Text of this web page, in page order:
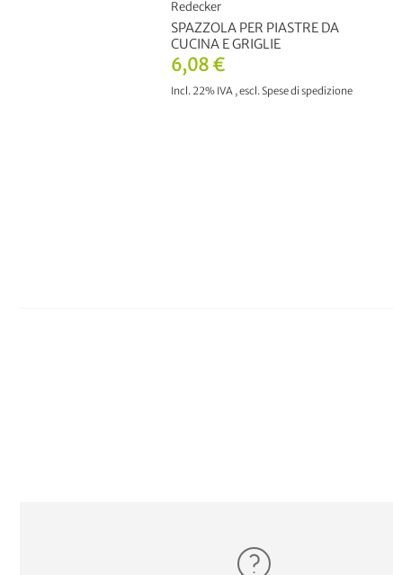
6,08 €
Incl. 22% IVA ,escl.Spese di spedizione
Redecker
SPAZZOLA PER PIASTRE DA
CUCINA E GRIGLIE